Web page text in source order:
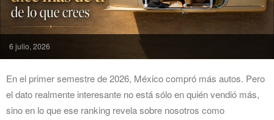
6 julio, 2026
En el primer semestre de 2026, México compró más autos. Pero
el dato realmente interesante no está sólo en quién vendió más,
sino en lo que ese ranking revela sobre nosotros como